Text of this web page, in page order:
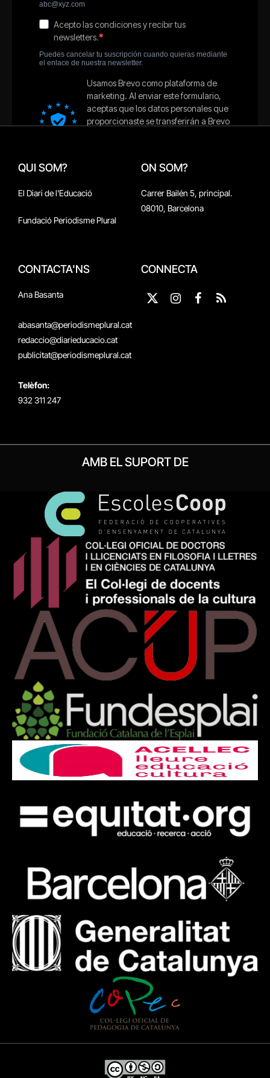
QUI SOM?
El Diari de l'Educació
Fundació Periodisme Plural
ON SOM?
Carrer Bailén 5, principal.
08010, Barcelona
CONTACTA'NS
Ana Basanta
abasanta@periodismeplural.cat
redaccio@diarieducacio.cat
publicitat@periodismeplural.cat
Telèfon:
932 311 247
CONNECTA
X
InstagramFacebook
RSS
AMB EL SUPORT DE